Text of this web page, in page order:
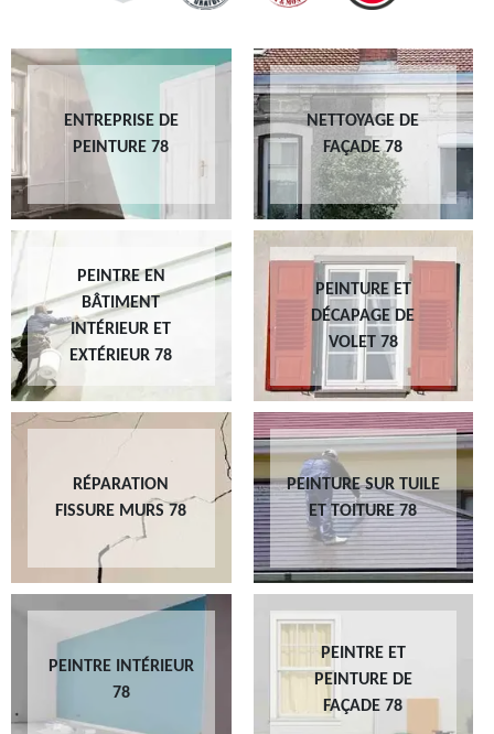
ENTREPRISE DE
PEINTURE 78
NETTOYAGE DE
FAÇADE 78
PEINTRE EN
BÂTIMENT
INTÉRIEUR ET
EXTÉRIEUR 78
PEINTURE ET
DÉCAPAGE DE
VOLET 78
RÉPARATION
FISSURE MURS 78
PEINTURE SUR TUILE
ET TOITURE 78
PEINTRE INTÉRIEUR
78
PEINTRE ET
PEINTURE DE
FAÇADE 78